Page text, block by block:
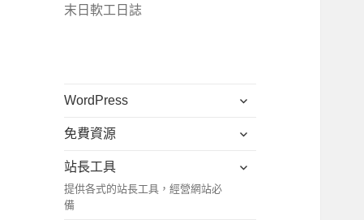
末日軟工日誌
WordPress
展
子
免費資源
展
子
站長工具
提供各式的站長工具，經營網站必
備
展